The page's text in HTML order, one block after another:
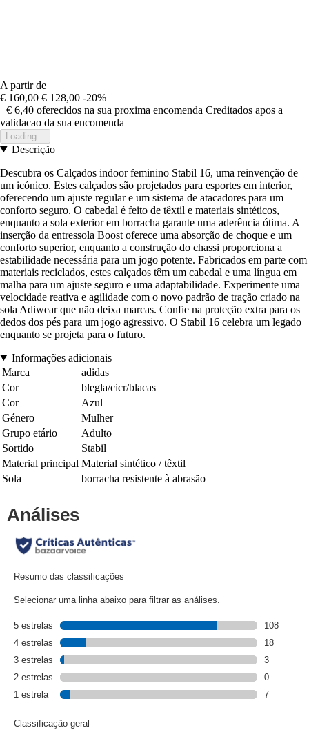
A partir de
€ 160,00 € 128,00 -20%
+€ 6,40 oferecidos na sua proxima encomenda Creditados apos a
validacao da sua encomenda
Loading...
Descrição
Descubra os Calçados indoor feminino Stabil 16, uma reinvenção de
um icónico. Estes calçados são projetados para esportes em interior,
oferecendo um ajuste regular e um sistema de atacadores para um
conforto seguro. O cabedal é feito de têxtil e materiais sintéticos,
enquanto a sola exterior em borracha garante uma aderência ótima. A
inserção da entressola Boost oferece uma absorção de choque e um
conforto superior, enquanto a construção do chassi proporciona a
estabilidade necessária para um jogo potente. Fabricados em parte com
materiais reciclados, estes calçados têm um cabedal e uma língua em
malha para um ajuste seguro e uma adaptabilidade. Experimente uma
velocidade reativa e agilidade com o novo padrão de tração criado na
sola Adiwear que não deixa marcas. Confie na proteção extra para os
dedos dos pés para um jogo agressivo. O Stabil 16 celebra um legado
enquanto se projeta para o futuro.
Informações adicionais
Marca
adidas
Cor
blegla/cicr/blacas
Cor
Azul
Género
Mulher
Grupo etário
Adulto
Sortido
Stabil
Material principal Material sintético / têxtil
Sola
borracha resistente à abrasão